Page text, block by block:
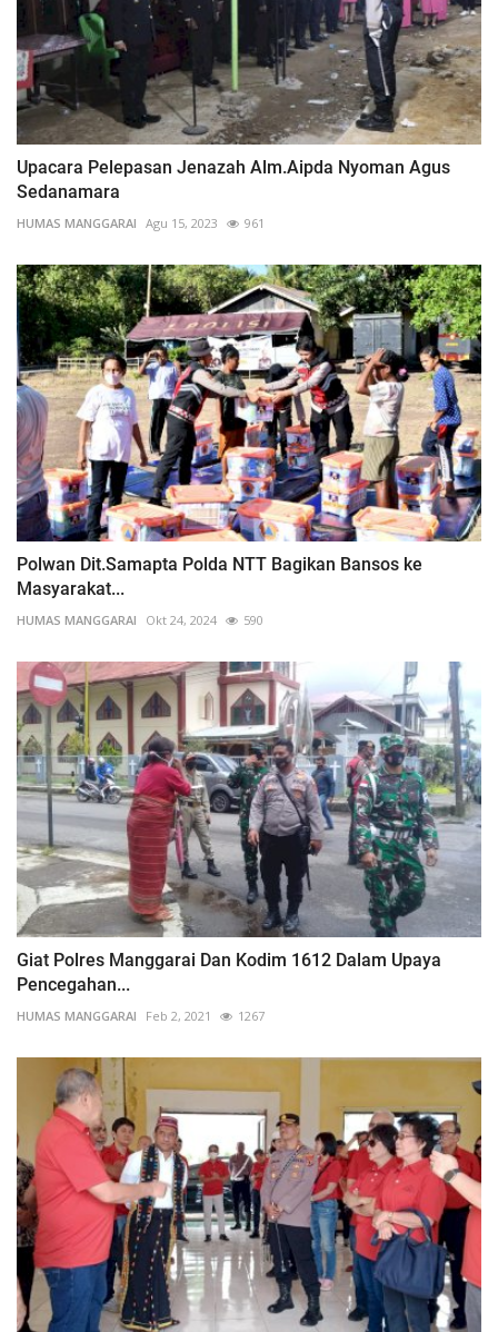
Upacara Pelepasan Jenazah Alm.Aipda Nyoman Agus
Sedanamara
HUMAS MANGGARAI Agu 15, 2023 961
Polwan Dit.Samapta Polda NTT Bagikan Bansos ke
Masyarakat...
HUMAS MANGGARAI Okt 24, 2024 590
Giat Polres Manggarai Dan Kodim 1612 Dalam Upaya
Pencegahan...
HUMAS MANGGARAI Feb 2, 2021 1267